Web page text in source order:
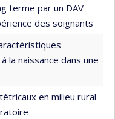
terme par un DAV
des soignants
la naissance dans une
en milieu rural